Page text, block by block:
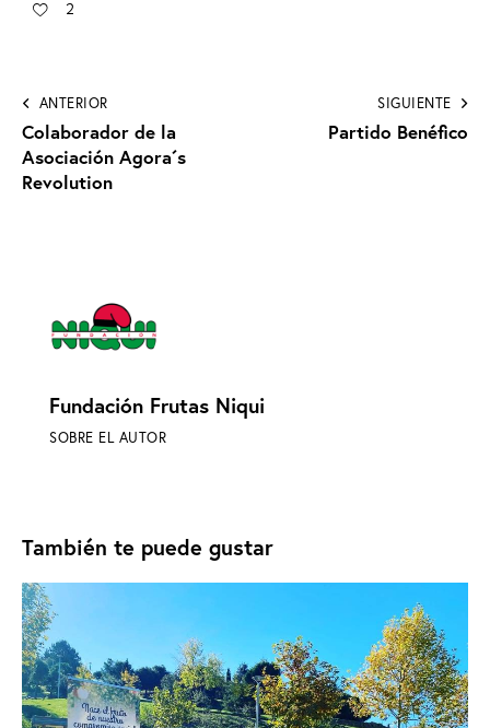
2
ANTERIOR
Colaborador de la
Asociación Agora´s
Revolution
SIGUIENTE
Partido Benéfico
Fundación Frutas Niqui
SOBRE EL AUTOR
También te puede gustar